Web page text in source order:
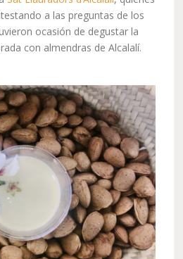
a las preguntas de los
ocasión de degustar la
con almendras de Alcalalí.